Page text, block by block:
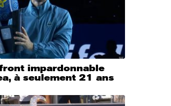
impardonnable
à seulement 21 ans